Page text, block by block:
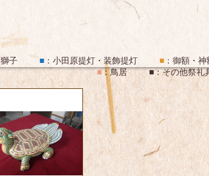
獅子 ■ ： 小田原提灯・装飾提灯 ■ ： 御額・神
■：鳥居 ■：その他祭礼